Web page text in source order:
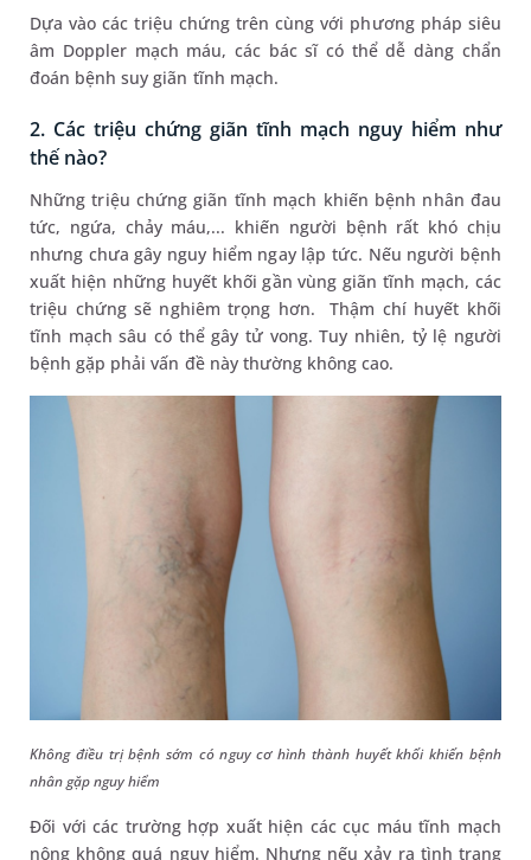
Dựa vào các triệu chứng trên cùng với phương pháp siêu
âm Doppler mạch máu, các bác sĩ có thể dễ dàng chẩn
đoán bệnh suy giãn tĩnh mạch.
2. Các triệu chứng giãn tĩnh mạch nguy hiểm như
thế nào?
Những triệu chứng giãn tĩnh mạch khiến bệnh nhân đau
tức, ngứa, chảy máu,... khiến người bệnh rất khó chịu
nhưng chưa gây nguy hiểm ngay lập tức. Nếu người bệnh
xuất hiện những huyết khối gần vùng giãn tĩnh mạch, các
triệu chứng sẽ nghiêm trọng hơn. Thậm chí huyết khối
tĩnh mạch sâu có thể gây tử vong. Tuy nhiên, tỷ lệ người
bệnh gặp phải vấn đề này thường không cao.
Không điều trị bệnh sớm có nguy cơ hình thành huyết khối khiến bệnh
nhân gặp nguy hiểm
Đối với các trường hợp xuất hiện các cục máu tĩnh mạch
nông không quá nguy hiểm. Nhưng nếu xảy ra tình trạng